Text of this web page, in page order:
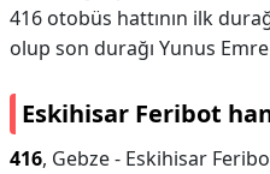
416 otobüs hattının ilk
olup son durağı Yunus
Eskihisar Feribot
416, Gebze - Eskihisar